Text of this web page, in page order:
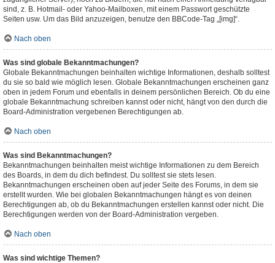
sind, z. B. Hotmail- oder Yahoo-Mailboxen, mit einem Passwort geschützte
Seiten usw. Um das Bild anzuzeigen, benutze den BBCode-Tag „[img]“.
Nach oben
Was sind globale Bekanntmachungen?
Globale Bekanntmachungen beinhalten wichtige Informationen, deshalb solltest
du sie so bald wie möglich lesen. Globale Bekanntmachungen erscheinen ganz
oben in jedem Forum und ebenfalls in deinem persönlichen Bereich. Ob du eine
globale Bekanntmachung schreiben kannst oder nicht, hängt von den durch die
Board-Administration vergebenen Berechtigungen ab.
Nach oben
Was sind Bekanntmachungen?
Bekanntmachungen beinhalten meist wichtige Informationen zu dem Bereich
des Boards, in dem du dich befindest. Du solltest sie stets lesen.
Bekanntmachungen erscheinen oben auf jeder Seite des Forums, in dem sie
erstellt wurden. Wie bei globalen Bekanntmachungen hängt es von deinen
Berechtigungen ab, ob du Bekanntmachungen erstellen kannst oder nicht. Die
Berechtigungen werden von der Board-Administration vergeben.
Nach oben
Was sind wichtige Themen?